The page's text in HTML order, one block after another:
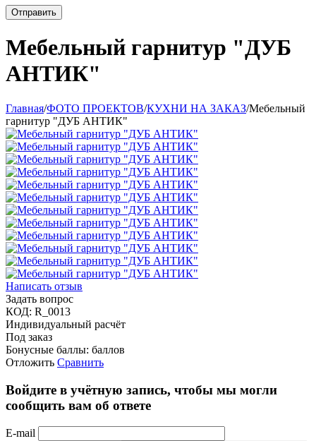
Отправить
Мебельный гарнитур "ДУБ
АНТИК"
Главная/ФОТО ПРОЕКТОВ/КУХНИ НА ЗАКАЗ/Мебельный
гарнитур "ДУБ АНТИК"
Написать отзыв
Задать вопрос
КОД: R_0013
Индивидуальный расчёт
Под заказ
Бонусные баллы: баллов
Отложить Сравнить
Войдите в учётную запись, чтобы мы могли
сообщить вам об ответе
E-mail